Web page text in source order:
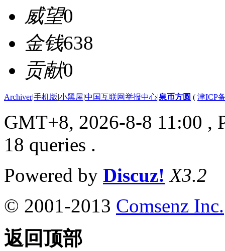
威望0
金钱638
贡献0
Archiver|手机版|小黑屋|中国互联网举报中心|泉币方圆 ( 津ICP
GMT+8, 2026-8-8 11:00 ,
18 queries .
Powered by Discuz! X3.2
© 2001-2013 Comsenz Inc.
返回顶部